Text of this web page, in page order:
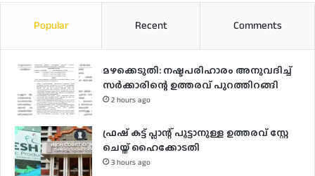
Popular Recent Comments
മഴക്കെടുതി: നഷ്ടപരിഹാരം അനുവദിച്ച്
സർക്കാരിന്റെ ഉത്തരവ് പുറത്തിറങ്ങി
2 hours ago
ഫ്രഷ് കട്ട് പ്ലാന്റ് പൂട്ടാനുള്ള ഉത്തരവ് സ്റ്റേ
ചെയ്ത് ഹൈക്കോടതി
3 hours ago